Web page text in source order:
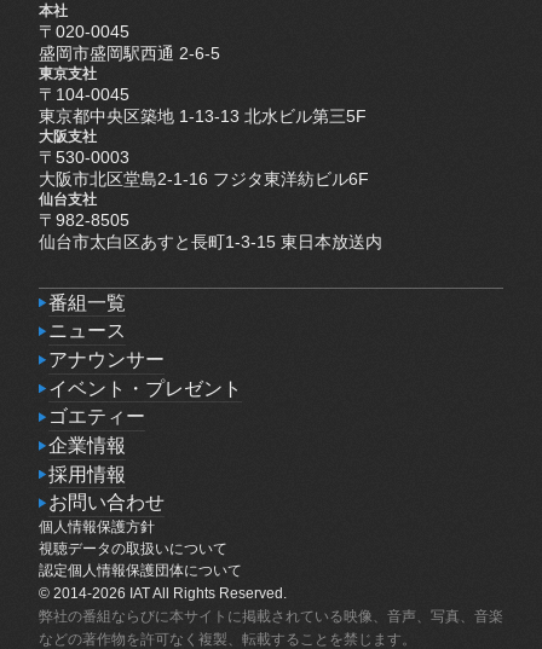
本社
〒020-0045
盛岡市盛岡駅西通 2-6-5
東京支社
〒104-0045
東京都中央区築地 1-13-13 北水ビル第三5F
大阪支社
〒530-0003
大阪市北区堂島2-1-16 フジタ東洋紡ビル6F
仙台支社
〒982-8505
仙台市太白区あすと長町1-3-15 東日本放送内
番組一覧
番組一覧
ニュース
ニュース
アナウンサー
アナウンサー
イベント・プレゼント
イベント・プレゼント
ゴエティー
ゴエティー
企業情報
企業情報
採用情報
採用情報
お問い合わせ
お問い合わせ
個人情報保護方針
個人情報保護方針
視聴データの取扱いについて
視聴データの取扱いについて
認定個人情報保護団体について
認定個人情報保護団体について
© 2014-2026 IAT All Rights Reserved.
弊社の番組ならびに本サイトに掲載されている映像、音声、写真、音楽
などの著作物を許可なく複製、転載することを禁じます。